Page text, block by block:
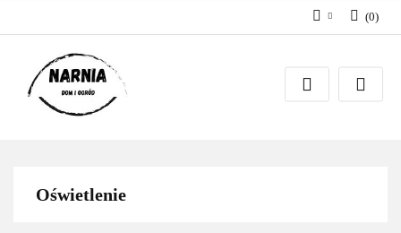
(0)
Oświetlenie